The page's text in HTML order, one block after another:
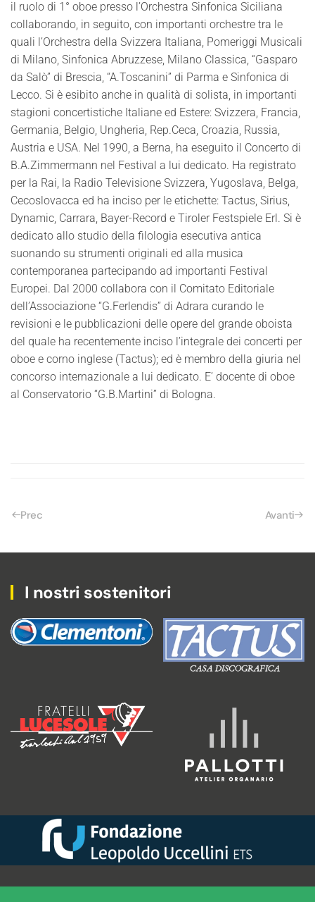
il ruolo di 1° oboe presso l’Orchestra Sinfonica Siciliana
collaborando, in seguito, con importanti orchestre tra le
quali l’Orchestra della Svizzera Italiana, Pomeriggi Musicali
di Milano, Sinfonica Abruzzese, Milano Classica, “Gasparo
da Salò” di Brescia, “A.Toscanini” di Parma e Sinfonica di
Lecco. Si è esibito anche in qualità di solista, in importanti
stagioni concertistiche Italiane ed Estere: Svizzera, Francia,
Germania, Belgio, Ungheria, Rep.Ceca, Croazia, Russia,
Austria e USA. Nel 1990, a Berna, ha eseguito il Concerto di
B.A.Zimmermann nel Festival a lui dedicato. Ha registrato
per la Rai, la Radio Televisione Svizzera, Yugoslava, Belga,
Cecoslovacca ed ha inciso per le etichette: Tactus, Sirius,
Dynamic, Carrara, Bayer-Record e Tiroler Festspiele Erl. Si è
dedicato allo studio della filologia esecutiva antica
suonando su strumenti originali ed alla musica
contemporanea partecipando ad importanti Festival
Europei. Dal 2000 collabora con il Comitato Editoriale
dell’Associazione “G.Ferlendis” di Adrara curando le
revisioni e le pubblicazioni delle opere del grande oboista
del quale ha recentemente inciso l’integrale dei concerti per
oboe e corno inglese (Tactus); ed è membro della giuria nel
concorso internazionale a lui dedicato. E’ docente di oboe
al Conservatorio “G.B.Martini” di Bologna.
Prec Avanti
I nostri sostenitori
Tactus